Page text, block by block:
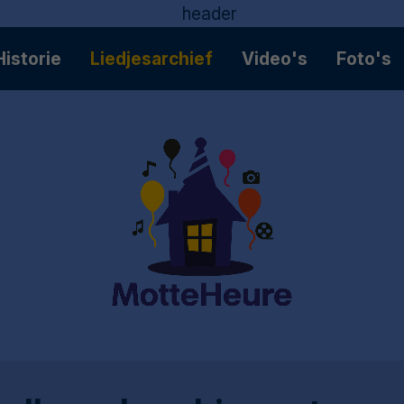
Liedjesarchief Video's Foto's